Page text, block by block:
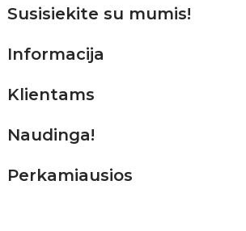
Susisiekite su mumis!
Informacija
Klientams
Naudinga!
Perkamiausios